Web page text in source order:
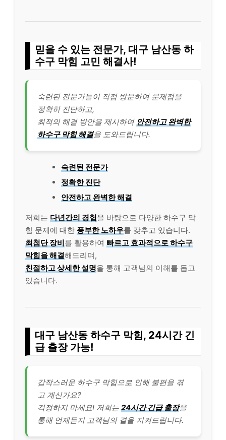
믿을 수 있는 전문가, 대구 남산동 하
수구 막힘 고민 해결사!
숙련된 전문가들이 직접 방문하여 문제점을
정확히 진단하고,
최적의 해결 방안을 제시하여 안전하고 완벽한
하수구 막힘 해결을 도와드립니다.
숙련된 전문가
정확한 진단
안전하고 완벽한 해결
저희는 다년간의 경험을 바탕으로 다양한 하수구 막
힘 문제에 대한 풍부한 노하우를 갖추고 있습니다.
최첨단 장비를 활용하여 빠르고 효과적으로 하수구
막힘을 해결해드리며,
친절하고 상세한 설명을 통해 고객님의 이해를 돕고
있습니다.
대구 남산동 하수구 막힘, 24시간 긴
급 출장 가능!
갑작스러운 하수구 막힘으로 인해 불편을 겪
고 계신가요?
걱정하지 마세요! 저희는 24시간 긴급 출장을
통해 언제든지 고객님의 곁을 지켜드립니다.